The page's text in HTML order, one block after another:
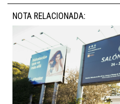
NOTA RELACIONADA: